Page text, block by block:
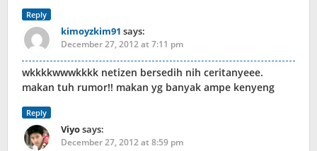
Reply
kimoyzkim91 says:
December 27, 2012 at 7:11 pm
wkkkkwwwkkkk netizen bersedih nih ceritanyeee.
makan tuh rumor!! makan yg banyak ampe kenyeng
Reply
Viyosays:
December 27, 2012 at 8:59 pm